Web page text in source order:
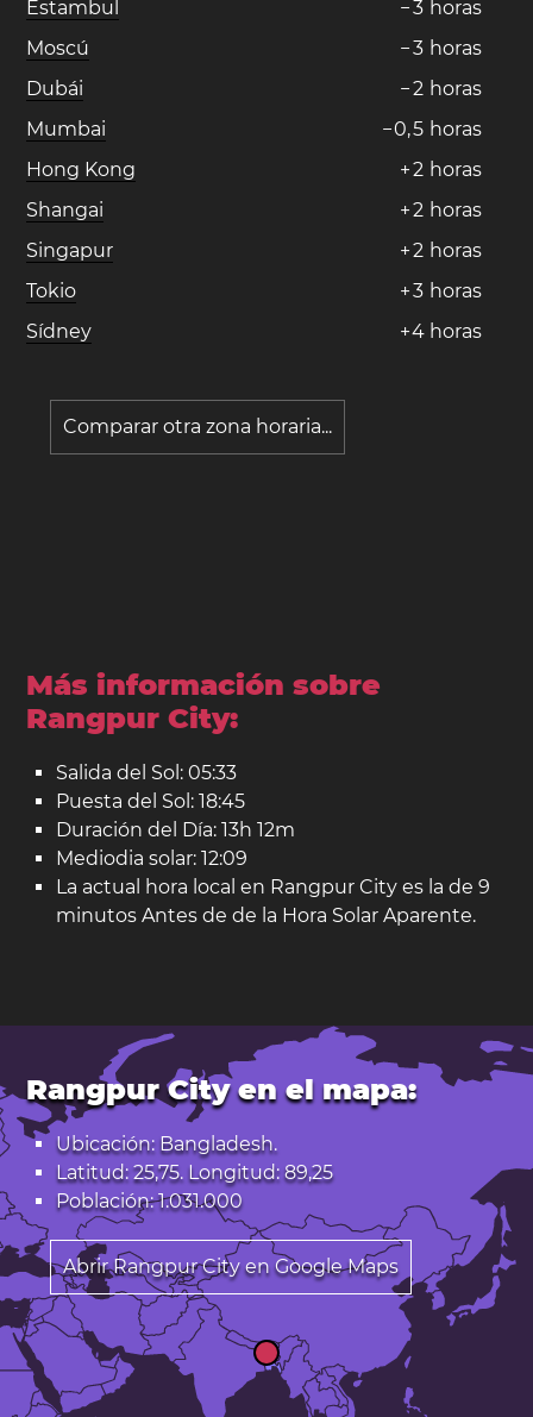
Estambul
−3 horas
Moscú
−3 horas
Dubái
−2 horas
Mumbai
−0,5 horas
Hong Kong
+2 horas
Shangai
+2 horas
Singapur
+2 horas
Tokio
+3 horas
Sídney
+4 horas
Comparar otra zona horaria...
Más información sobre
Rangpur City:
Salida del Sol: 05:33
Puesta del Sol: 18:45
Duración del Día: 13h 12m
Mediodia solar: 12:09
La actual hora local en Rangpur City es la de 9
minutos Antes de de la Hora Solar Aparente.
Rangpur City en el mapa:
Ubicación: Bangladesh.
Latitud: 25,75. Longitud: 89,25
Población: 1.031.000
Abrir Rangpur City en Google Maps